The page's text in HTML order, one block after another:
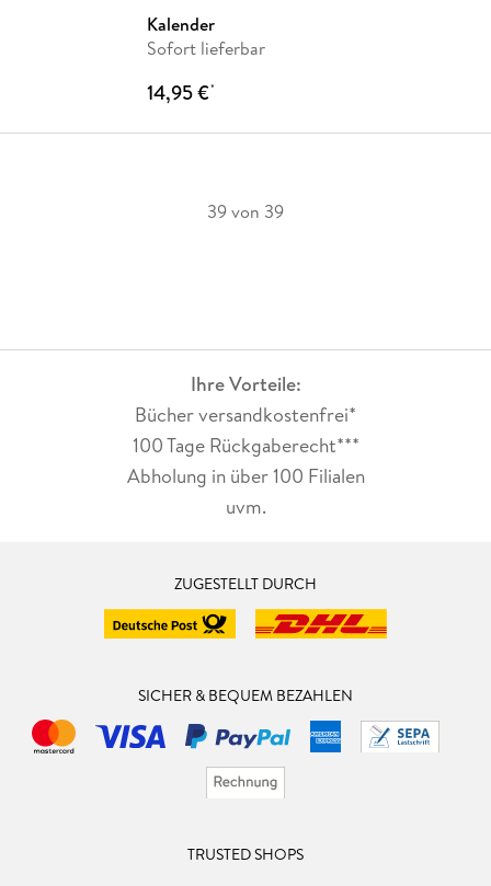
Kalender
Sofort lieferbar
14,95 €*
39 von 39
Ihre Vorteile:
Bücher versandkostenfrei*
100 Tage Rückgaberecht***
Abholung in über 100 Filialen
uvm.
ZUGESTELLT DURCH
SICHER & BEQUEM BEZAHLEN
TRUSTED SHOPS